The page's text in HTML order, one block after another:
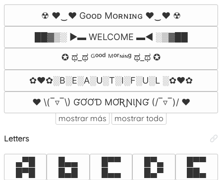
☢ ♥‿♥ Gᴏᴏᴅ Mᴏʀɴɪɴɢ ♥‿♥ ☢
██▓▒­░ ►▬ WELCOME ▬◄ ░▒▓██
✪ ಥ_ಥ ᴳᵒᵒᵈ ᴹᵒʳᶰᶤᶰᵍ ಥ_ಥ ✪
✿♥✿░B░E░A░U░T░I░F░U░L ░✿♥✿
❤ \(‾▿‾\) ƓƠƠƊ MƠƦƝƖƝƓ (/‾▿‾)/ ❤
mostrar más mostrar todo
Letters
▄▀█
█▀█
█▄▄
█▄█
█▀▀
█▄▄
█▀▄
█▄▀
█▀▀
██▄